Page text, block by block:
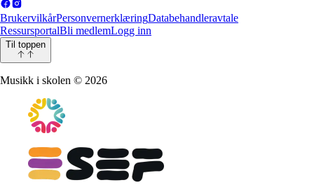
BrukervilkårPersonvernerklæringDatabehandleravtale
RessursportalBli medlemLogg inn
Til toppen
Musikk i skolen © 2026